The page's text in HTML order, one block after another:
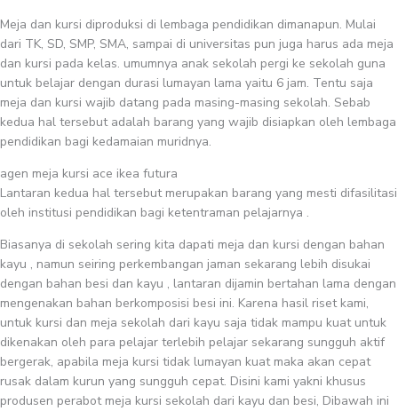
Meja dan kursi diproduksi di lembaga pendidikan dimanapun. Mulai
dari TK, SD, SMP, SMA, sampai di universitas pun juga harus ada meja
dan kursi pada kelas. umumnya anak sekolah pergi ke sekolah guna
untuk belajar dengan durasi lumayan lama yaitu 6 jam. Tentu saja
meja dan kursi wajib datang pada masing-masing sekolah. Sebab
kedua hal tersebut adalah barang yang wajib disiapkan oleh lembaga
pendidikan bagi kedamaian muridnya.
agen meja kursi ace ikea futura
Lantaran kedua hal tersebut merupakan barang yang mesti difasilitasi
oleh institusi pendidikan bagi ketentraman pelajarnya .
Biasanya di sekolah sering kita dapati meja dan kursi dengan bahan
kayu , namun seiring perkembangan jaman sekarang lebih disukai
dengan bahan besi dan kayu , lantaran dijamin bertahan lama dengan
mengenakan bahan berkomposisi besi ini. Karena hasil riset kami,
untuk kursi dan meja sekolah dari kayu saja tidak mampu kuat untuk
dikenakan oleh para pelajar terlebih pelajar sekarang sungguh aktif
bergerak, apabila meja kursi tidak lumayan kuat maka akan cepat
rusak dalam kurun yang sungguh cepat. Disini kami yakni khusus
produsen perabot meja kursi sekolah dari kayu dan besi, Dibawah ini